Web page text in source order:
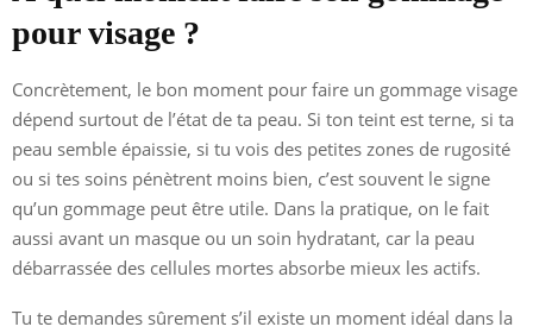
pour visage ?
Concrètement, le bon moment pour faire un gommage visage
dépend surtout de l’état de ta peau. Si ton teint est terne, si ta
peau semble épaissie, si tu vois des petites zones de rugosité
ou si tes soins pénètrent moins bien, c’est souvent le signe
qu’un gommage peut être utile. Dans la pratique, on le fait
aussi avant un masque ou un soin hydratant, car la peau
débarrassée des cellules mortes absorbe mieux les actifs.
Tu te demandes sûrement s’il existe un moment idéal dans la